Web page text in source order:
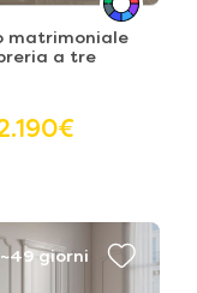
matrimoniale
a tre
€
giorni